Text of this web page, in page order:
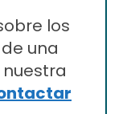
los
una